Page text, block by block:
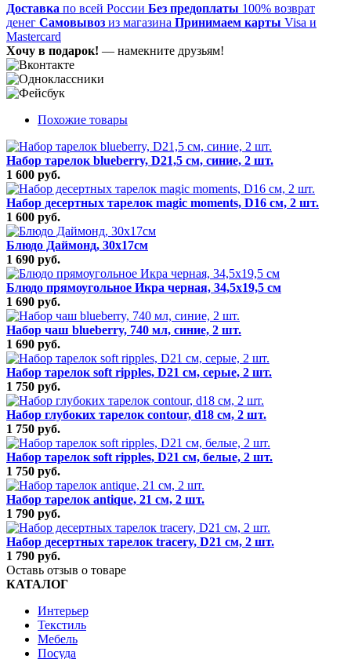
Доставка по всей России Без предоплаты 100% возврат
денег Самовывоз из магазина Принимаем карты Visa и
Mastercard
Хочу в подарок! — намекните друзьям!
Похожие товары
Набор тарелок blueberry, D21,5 см, синие, 2 шт.
1 600 руб.
Набор десертных тарелок magic moments, D16 см, 2 шт.
1 600 руб.
Блюдо Даймонд, 30х17см
1 690 руб.
Блюдо прямоугольное Икра черная, 34,5х19,5 см
1 690 руб.
Набор чаш blueberry, 740 мл, синие, 2 шт.
1 690 руб.
Набор тарелок soft ripples, D21 см, серые, 2 шт.
1 750 руб.
Набор глубоких тарелок contour, d18 см, 2 шт.
1 750 руб.
Набор тарелок soft ripples, D21 см, белые, 2 шт.
1 750 руб.
Набор тарелок antique, 21 см, 2 шт.
1 790 руб.
Набор десертных тарелок tracery, D21 см, 2 шт.
1 790 руб.
Оставь отзыв о товаре
КАТАЛОГ
Интерьер
Текстиль
Мебель
Посуда